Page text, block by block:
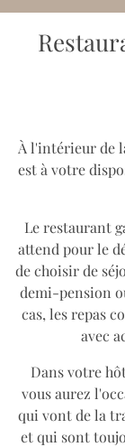
À l'intérieur de
est à votre
Le restaurant
attend pour le
de choisir de
demi-pension
cas, les repas
avec
Dans votre
vous aurez
qui vont de la
et qui sont